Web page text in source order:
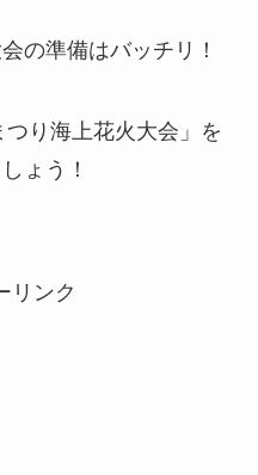
の準備はバッチリ！
り海上花火大会」を
ょう！
リンク